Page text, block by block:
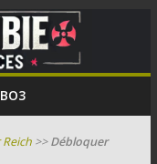
BO3
>>Débloquer